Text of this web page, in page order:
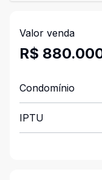
Valor venda
R$
Condomínio
IPTU